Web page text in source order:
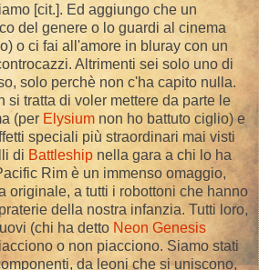
[cit.]. Ed aggiungo che un
del genere o lo guardi al cinema
o ci fai all'amore in bluray con un
Altrimenti sei solo uno di
solo perchè non c'ha capito nulla.
si tratta di voler mettere da parte le
(per Elysium non ho battuto ciglio) e
speciali più straordinari mai visti
di Battleship nella gara a chi lo ha
Rim è un immenso omaggio,
originale, a tutti i robottoni che hanno
della nostra infanzia. Tutti loro,
(chi ha detto Neon Genesis
o non piacciono. Siamo stati
da leoni che si uniscono,